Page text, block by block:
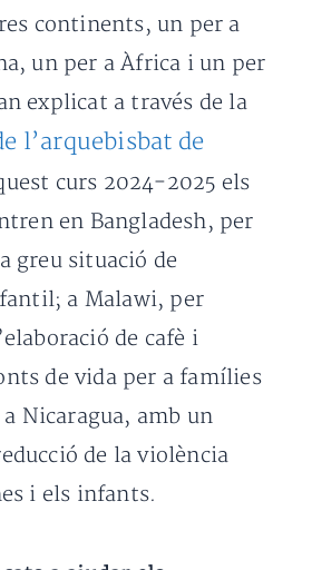
continents, un per a
un per a Àfrica i un per
explicat a través de la
l’arquebisbat de
curs 2024-2025 els
en Bangladesh, per
greu situació de
a Malawi, per
de cafè i
de vida per a famílies
Nicaragua, amb un
de la violència
i els infants.